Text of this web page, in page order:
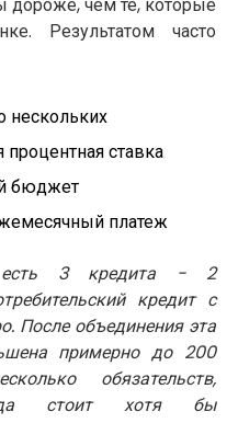
дороже, чем те, которые
Результатом часто
нескольких
ставка
бюджет
платеж
есть 3 кредита - 2
кредит с
После объединения эта
примерно до 200
обязательств,
стоит хотя бы